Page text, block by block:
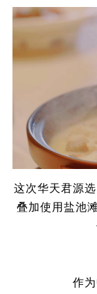
这次华天君源
叠加使用盐池
作